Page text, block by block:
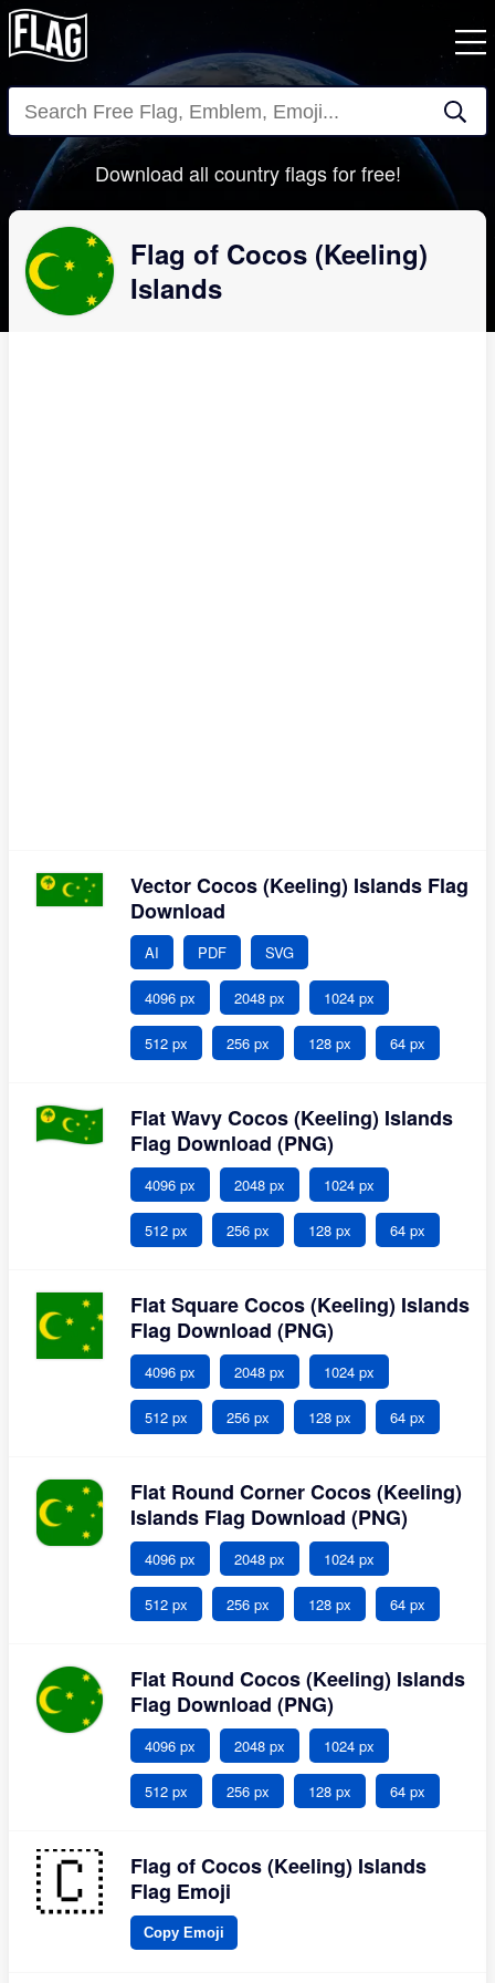
Close
Download all country flags for free!
Flag of Cocos (Keeling)
Islands
Vector Cocos (Keeling) Islands Flag
Download
AI PDF SVG
4096 px 2048 px 1024 px
512 px 256 px 128 px 64 px
Flat Wavy Cocos (Keeling) Islands
Flag Download (PNG)
4096 px 2048 px 1024 px
512 px 256 px 128 px 64 px
Flat Square Cocos (Keeling) Islands
Flag Download (PNG)
4096 px 2048 px 1024 px
512 px 256 px 128 px 64 px
Flat Round Corner Cocos (Keeling)
Islands Flag Download (PNG)
4096 px 2048 px 1024 px
512 px 256 px 128 px 64 px
Flat Round Cocos (Keeling) Islands
Flag Download (PNG)
4096 px 2048 px 1024 px
512 px 256 px 128 px 64 px
Flag of Cocos (Keeling) Islands
Flag Emoji
Copy Emoji